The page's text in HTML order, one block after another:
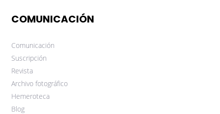
COMUNICACIÓN
Comunicación
Suscripción
Revista
Archivo fotográfico
Hemeroteca
Blog